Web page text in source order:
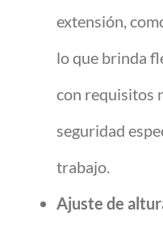
extensión,
lo que brinda
con requisitos
seguridad
trabajo.
Ajuste de